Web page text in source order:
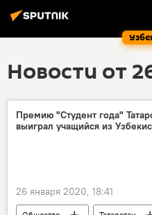
Новости от
Премию "Студент года"
выиграл учащийся из
26 января 2020, 18:41